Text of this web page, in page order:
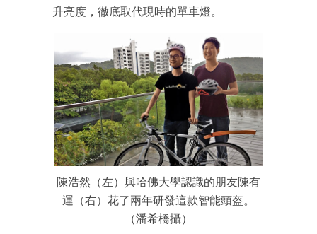
升亮度，徹底取代現時的單車燈。
陳浩然（左）與哈佛大學認識的朋友陳有
運（右）花了兩年研發這款智能頭盔。
（潘希橋攝）